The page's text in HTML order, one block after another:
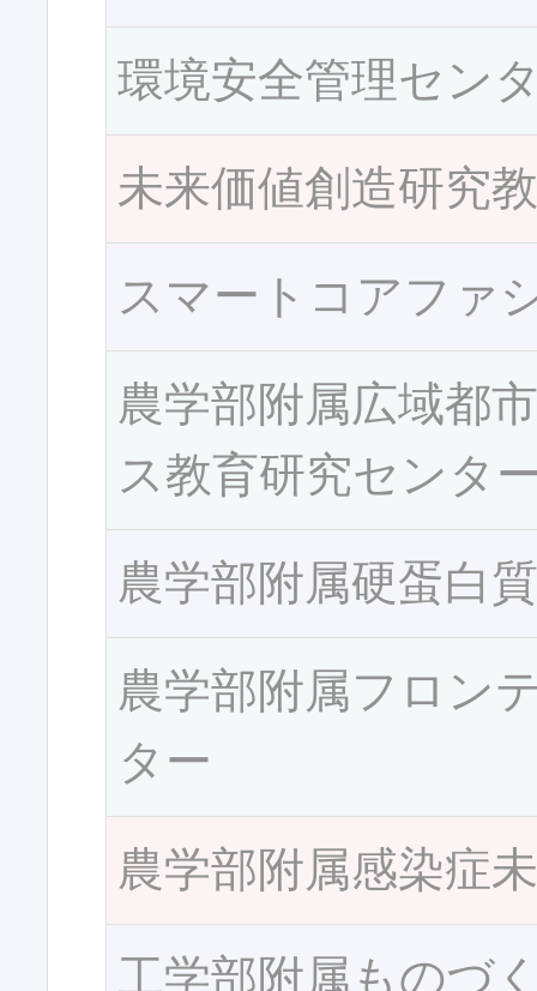
環境安全管理セン
未来価値創造研究
スマートコアファ
農学部附属広域都
ス教育研究センタ
農学部附属硬蛋白
農学部附属フロン
ター
農学部附属感染症
工学部附属ものづ